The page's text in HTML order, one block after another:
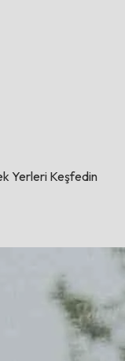
Yerleri Keşfedin